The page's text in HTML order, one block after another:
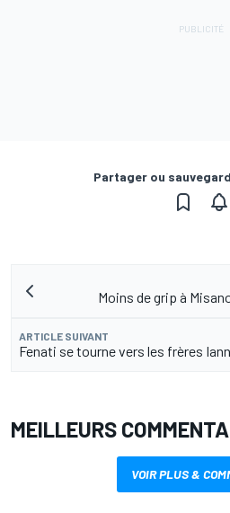
Partager ou
Moins de grip à
ARTICLE SUIVANT
Fenati se tourne vers les frères
MEILLEURS
VOIR PLUS &